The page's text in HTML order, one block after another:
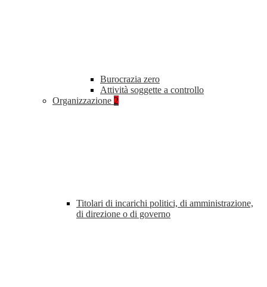
Burocrazia zero
Attività soggette a controllo
Organizzazione 2
Titolari di incarichi politici, di amministrazione,
di direzione o di governo